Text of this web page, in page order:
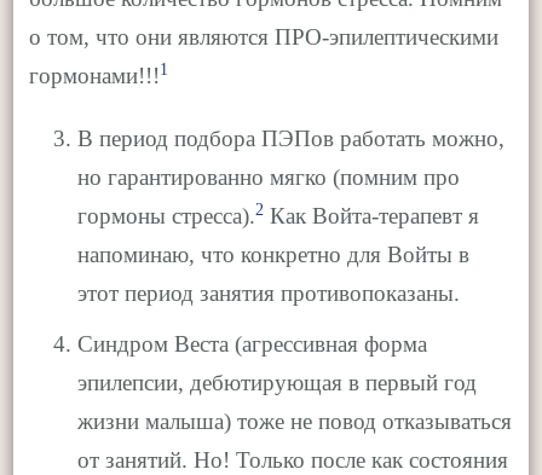
о том, что они являются ПРО-эпилептическими
гормонами!!!1
В период подбора ПЭПов работать можно,
но гарантированно мягко (помним про
гормоны стресса).2Как Войта-терапевт я
напоминаю, что конкретно для Войты в
этот период занятия противопоказаны.
Синдром Веста (агрессивная форма
эпилепсии, дебютирующая в первый год
жизни малыша) тоже не повод отказываться
от занятий. Но! Только после как состояния